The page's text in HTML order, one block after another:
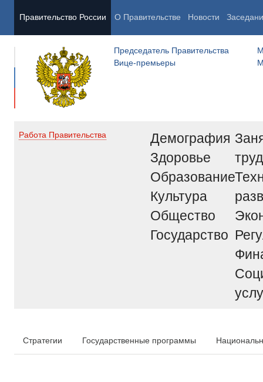
Правительство России О Правительстве Новости
Председатель Правительства
Вице-премьеры
Работа Правительства
Демография
Здоровье
Образование
Культура
Общество
Государство
труд
Стратегии Государственные программы